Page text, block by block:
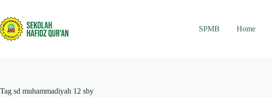
content
SPMB
Home
Tag sd muhammadiyah 12 sby